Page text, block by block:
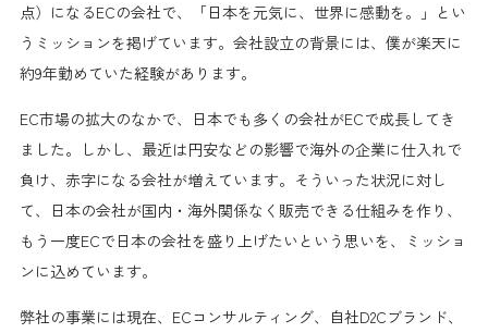
点）になるECの会社で、「日本を元気に、世界に感動を。」とい
うミッションを掲げています。会社設立の背景には、僕が楽天に
約9年勤めていた経験があります。
EC市場の拡大のなかで、日本でも多くの会社がECで成長してき
ました。しかし、最近は円安などの影響で海外の企業に仕入れで
負け、赤字になる会社が増えています。そういった状況に対し
て、日本の会社が国内・海外関係なく販売できる仕組みを作り、
もう一度ECで日本の会社を盛り上げたいという思いを、ミッショ
ンに込めています。
弊社の事業には現在、ECコンサルティング、自社D2Cブランド、